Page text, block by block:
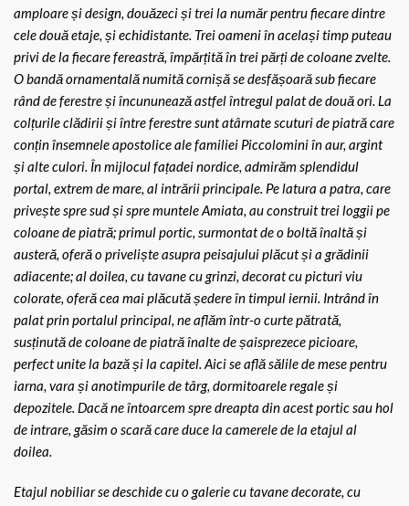
amploare și design, douăzeci și trei la număr pentru fiecare dintre
cele două etaje, și echidistante. Trei oameni în același timp puteau
privi de la fiecare fereastră, împărțită în trei părți de coloane zvelte.
O bandă ornamentală numită cornișă se desfășoară sub fiecare
rând de ferestre și încununează astfel întregul palat de două ori. La
colțurile clădirii și între ferestre sunt atârnate scuturi de piatră care
conțin însemnele apostolice ale familiei Piccolomini în aur, argint
și alte culori. În mijlocul fațadei nordice, admirăm splendidul
portal, extrem de mare, al intrării principale. Pe latura a patra, care
privește spre sud și spre muntele Amiata, au construit trei loggii pe
coloane de piatră; primul portic, surmontat de o boltă înaltă și
austeră, oferă o priveliște asupra peisajului plăcut și a grădinii
adiacente; al doilea, cu tavane cu grinzi, decorat cu picturi viu
colorate, oferă cea mai plăcută ședere în timpul iernii. Intrând în
palat prin portalul principal, ne aflăm într-o curte pătrată,
susținută de coloane de piatră înalte de șaisprezece picioare,
perfect unite la bază și la capitel. Aici se află sălile de mese pentru
iarna, vara și anotimpurile de târg, dormitoarele regale și
depozitele. Dacă ne întoarcem spre dreapta din acest portic sau hol
de intrare, găsim o scară care duce la camerele de la etajul al
doilea.
Etajul nobiliar se deschide cu o galerie cu tavane decorate, cu